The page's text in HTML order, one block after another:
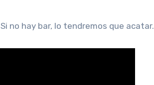
Si no hay bar, lo tendremos que acatar.